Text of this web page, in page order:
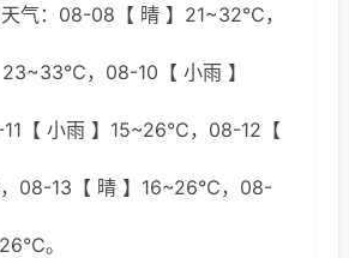
气：08-08【 晴 】21~32℃，
，08-10【 小雨 】
【 小雨 】15~26℃，08-12【
08-13【 晴 】16~26℃，08-
。